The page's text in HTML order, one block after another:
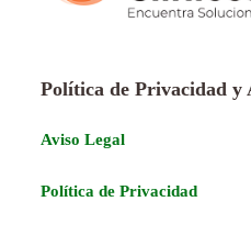
Política de Privacidad y
Aviso Legal
Política de Privacidad